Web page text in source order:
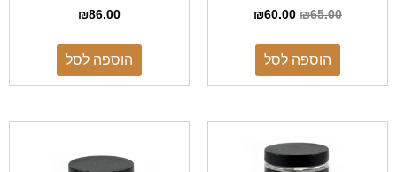
₪65.00
₪60.00
הוספה לסל
₪86.00
הוספה לסל